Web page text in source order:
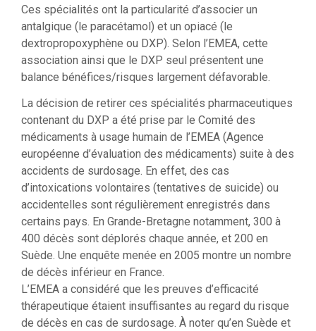
Ces spécialités ont la particularité d’associer un
antalgique (le paracétamol) et un opiacé (le
dextropropoxyphène ou DXP). Selon l’EMEA, cette
association ainsi que le DXP seul présentent une
balance bénéfices/risques largement défavorable.
La décision de retirer ces spécialités pharmaceutiques
contenant du DXP a été prise par le Comité des
médicaments à usage humain de l’EMEA (Agence
européenne d’évaluation des médicaments) suite à des
accidents de surdosage. En effet, des cas
d’intoxications volontaires (tentatives de suicide) ou
accidentelles sont régulièrement enregistrés dans
certains pays. En Grande-Bretagne notamment, 300 à
400 décès sont déplorés chaque année, et 200 en
Suède. Une enquête menée en 2005 montre un nombre
de décès inférieur en France.
L’EMEA a considéré que les preuves d’efficacité
thérapeutique étaient insuffisantes au regard du risque
de décès en cas de surdosage. À noter qu’en Suède et